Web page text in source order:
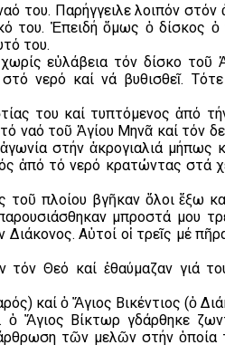
του. Παρήγγειλε λοιπόν στόν
Ἐπειδή ὅμως ὁ δίσκος ὁ
του.
εὐλάβεια τόν δίσκο
νερό καί νά βυθισθεῖ.
του καί τυπτόμενος ἀπό
ναό τοῦ Ἁγίου Μηνᾶ καί τόν
στήν ἀκρογιαλιά μήπως
ἀπό τό νερό κρατώντας στά
τοῦ πλοίου βγῆκαν ὅλοι ἔξω
μπροστά μου
Αὐτοί οἱ τρεῖς μέ
τόν Θεό καί ἐθαύμαζαν γιά
καί ὁ Ἅγιος Βικέντιος (ὁ
ὁ Ἅγιος Βίκτωρ γδάρθηκε
τῶν μελῶν στήν ὁποία